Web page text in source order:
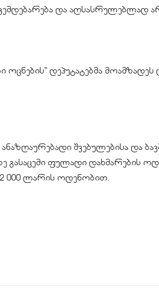
და აღსასრულებლად არ
დეპუტატებმა მოამზადეს
შვებულებისა და
გასაცემი ფულადი დახმარების
2 000 ლარის ოდენობით.